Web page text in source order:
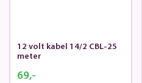
12 volt kabel 14/2 CBL-25
meter
69,-